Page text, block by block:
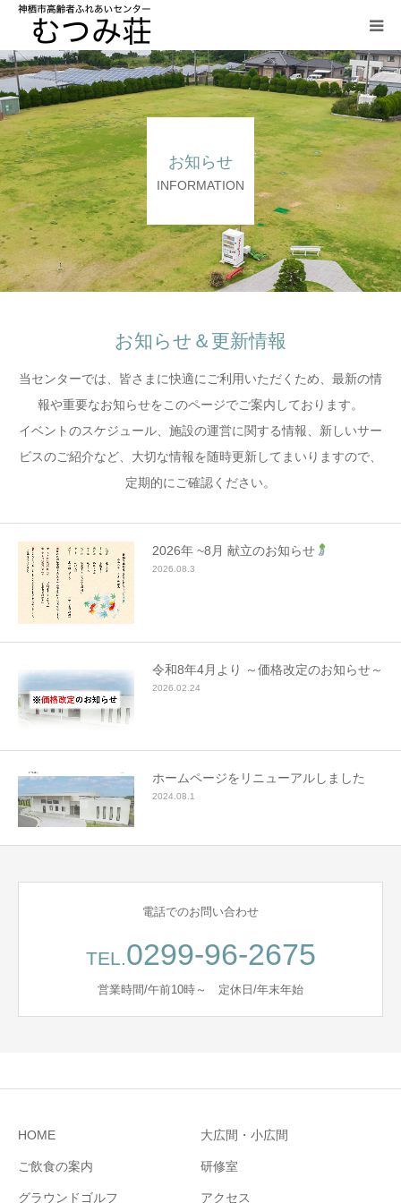
お知らせ
INFORMATION
お知らせ＆更新情報
当センターでは、皆さまに快適にご利用いただくため、最新の情
報や重要なお知らせをこのページでご案内しております。
イベントのスケジュール、施設の運営に関する情報、新しいサー
ビスのご紹介など、大切な情報を随時更新してまいりますので、
定期的にご確認ください。
2026年 ~8月 献立のお知らせ
2026.08.3
令和8年4月より ～価格改定のお知らせ～
2026.02.24
ホームページをリニューアルしました
2024.08.1
電話でのお問い合わせ
TEL.0299-96-2675
営業時間/午前10時～ 定休日/年末年始
HOME 大広間・小広間
ご飲食の案内 研修室
グラウンドゴルフ アクセス
HOME
大広間・小広間
ご飲食の案内
研修室
グラウンドゴルフ
利用規約